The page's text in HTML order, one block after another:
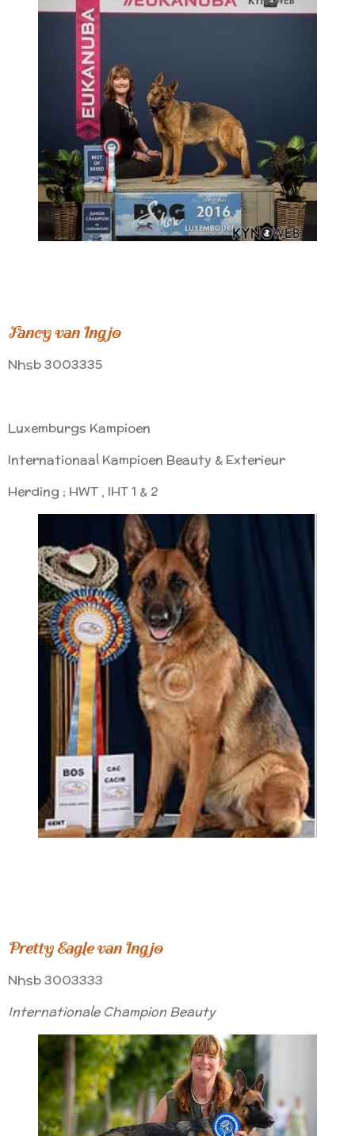
Fancy van Ingjo
Nhsb 3003335
Luxemburgs Kampioen
Internationaal Kampioen Beauty & Exterieur
Herding ; HWT , IHT 1 & 2
Pretty Eagle van Ingjo
Nhsb 3003333
Internationale Champion Beauty